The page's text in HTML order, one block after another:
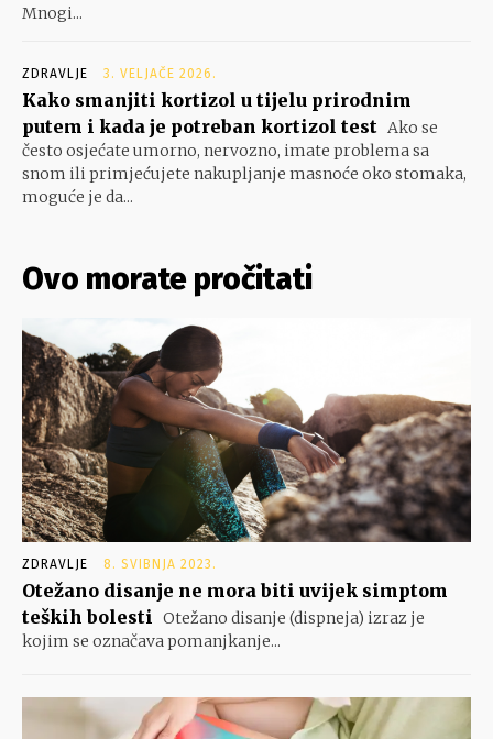
Mnogi...
ZDRAVLJE 3. VELJAČE 2026.
Kako smanjiti kortizol u tijelu prirodnim
putem i kada je potreban kortizol test Ako se
često osjećate umorno, nervozno, imate problema sa
snom ili primjećujete nakupljanje masnoće oko stomaka,
moguće je da...
Ovo morate pročitati
ZDRAVLJE 8. SVIBNJA 2023.
Otežano disanje ne mora biti uvijek simptom
teških bolesti Otežano disanje (dispneja) izraz je
kojim se označava pomanjkanje...